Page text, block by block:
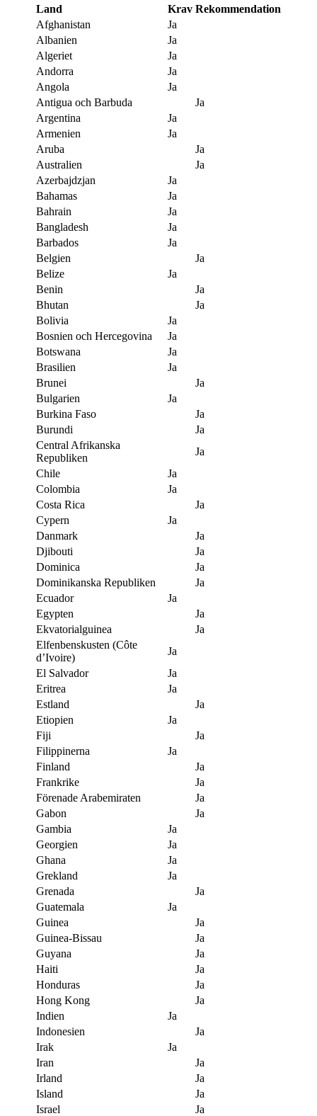
Land Krav Rekommendation
Afghanistan
Ja
Albanien
Ja
Algeriet
Ja
Andorra
Ja
Angola
Ja
Antigua och Barbuda
Ja
Argentina
Ja
Armenien
Ja
Aruba
Ja
Australien
Ja
Azerbajdzjan
Ja
Bahamas
Ja
Bahrain
Ja
Bangladesh
Ja
Barbados
Ja
Belgien
Ja
Belize
Ja
Benin
Ja
Bhutan
Ja
Bolivia
Ja
Bosnien och Hercegovina
Ja
Botswana
Ja
Brasilien
Ja
Brunei
Ja
Bulgarien
Ja
Burkina Faso
Ja
Burundi
Ja
Central Afrikanska
Republiken
Ja
Chile
Ja
Colombia
Ja
Costa Rica
Ja
Cypern
Ja
Danmark
Ja
Djibouti
Ja
Dominica
Ja
Dominikanska Republiken
Ja
Ecuador
Ja
Egypten
Ja
Ekvatorialguinea
Ja
Elfenbenskusten (Côte
d’Ivoire)
Ja
El Salvador
Ja
Eritrea
Ja
Estland
Ja
Etiopien
Ja
Fiji
Ja
Filippinerna
Ja
Finland
Ja
Frankrike
Ja
Förenade Arabemiraten
Ja
Gabon
Ja
Gambia
Ja
Georgien
Ja
Ghana
Ja
Grekland
Ja
Grenada
Ja
Guatemala
Ja
Guinea
Ja
Guinea-Bissau
Ja
Guyana
Ja
Haiti
Ja
Honduras
Ja
Hong Kong
Ja
Indien
Ja
Indonesien
Ja
Irak
Ja
Iran
Ja
Irland
Ja
Island
Ja
Israel
Ja